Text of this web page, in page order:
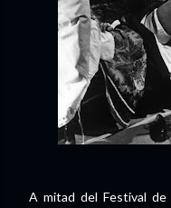
A mitad del Festival